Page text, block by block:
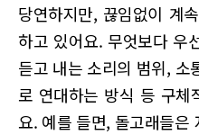
당연하지만, 끊임없이 계
하고 있어요. 무엇보다 우
듣고 내는 소리의 범위, 소
로 연대하는 방식 등 구체
요. 예를 들면, 돌고래들은